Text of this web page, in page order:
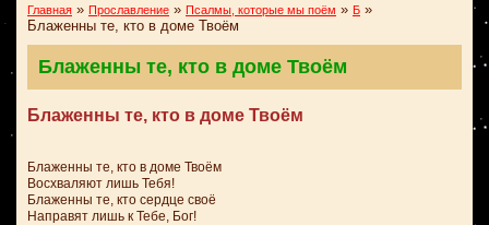
Главная » Прославление » Псалмы, которые мы поём » Б »
Блаженны те, кто в доме Твоём
Блаженны те, кто в доме Твоём
Блаженны те, кто в доме Твоём
Блаженны те, кто в доме Твоём
Восхваляют лишь Тебя!
Блаженны те, кто сердце своё
Направят лишь к Тебе, Бог!